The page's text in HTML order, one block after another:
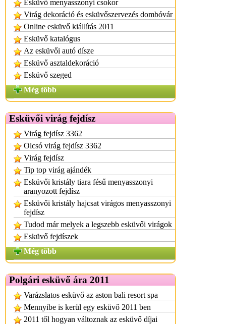
Esküvő menyasszonyi csokor
Virág dekoráció és esküvőszervezés dombóvár
Online esküvő kiállítás 2011
Esküvő katalógus
Az esküvői autó dísze
Esküvő asztaldekoráció
Esküvő szeged
Még több
Esküvői virág fejdísz
Virág fejdísz 3362
Olcsó virág fejdísz 3362
Virág fejdísz
Tip top virág ajándék
Esküvői kristály tiara fésű menyasszonyi
aranyozott fejdísz
Esküvői kristály hajcsat virágos menyasszonyi
fejdísz
Tudod már melyek a legszebb esküvői virágok
Esküvő fejdíszek
Még több
Polgári esküvő ára 2011
Varázslatos esküvő az aston bali resort spa
Mennyibe is kerül egy esküvő 2011 ben
2011 től hogyan változnak az esküvő díjai